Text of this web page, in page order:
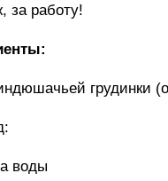
за работу!
грудинки
воды